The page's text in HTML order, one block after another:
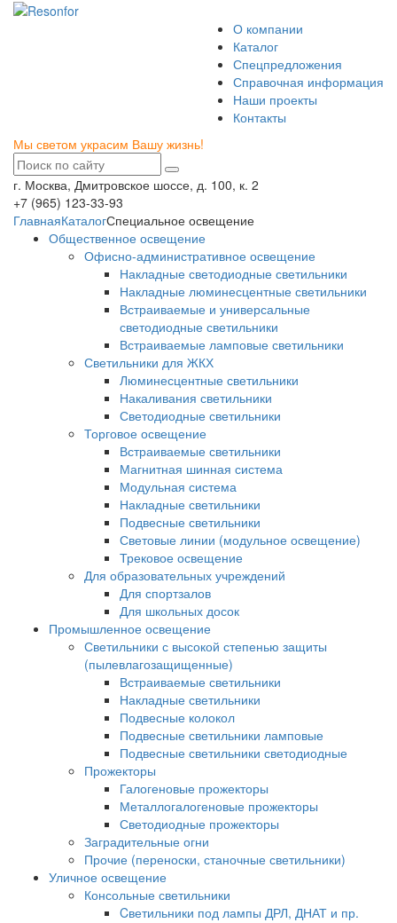
О компании
Каталог
Спецпредложения
Справочная информация
Наши проекты
Контакты
Мы светом украсим Вашу жизнь!
г. Москва, Дмитровское шоссе, д. 100, к. 2
+7 (965) 123-33-93
ГлавнаяКаталогСпециальное освещение
Общественное освещение
Офисно-административное освещение
Накладные светодиодные светильники
Накладные люминесцентные светильники
Встраиваемые и универсальные
светодиодные светильники
Встраиваемые ламповые светильники
Светильники для ЖКХ
Люминесцентные светильники
Накаливания светильники
Светодиодные светильники
Торговое освещение
Встраиваемые светильники
Магнитная шинная система
Модульная система
Накладные светильники
Подвесные светильники
Световые линии (модульное освещение)
Трековое освещение
Для образовательных учреждений
Для спортзалов
Для школьных досок
Промышленное освещение
Светильники с высокой степенью защиты
(пылевлагозащищенные)
Встраиваемые светильники
Накладные светильники
Подвесные колокол
Подвесные светильники ламповые
Подвесные светильники светодиодные
Прожекторы
Галогеновые прожекторы
Металлогалогеновые прожекторы
Светодиодные прожекторы
Заградительные огни
Прочие (переноски, станочные светильники)
Уличное освещение
Консольные светильники
Cветильники под лампы ДРЛ, ДНАТ и пр.